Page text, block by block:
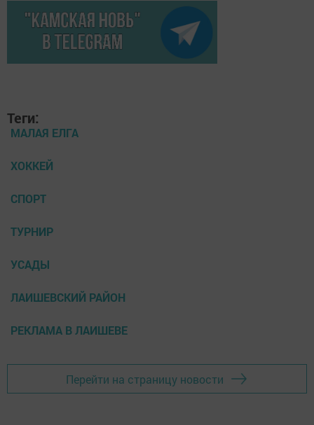
Теги:
МАЛАЯ ЕЛГА
ХОККЕЙ
СПОРТ
ТУРНИР
УСАДЫ
ЛАИШЕВСКИЙ РАЙОН
РЕКЛАМА В ЛАИШЕВЕ
Перейти на страницу новости